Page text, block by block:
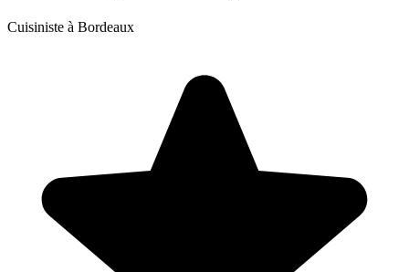
Cuisiniste à Bordeaux